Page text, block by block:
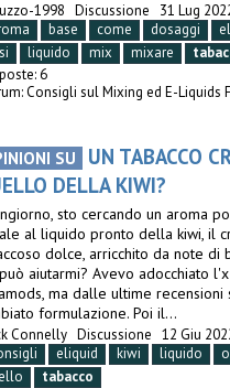
1998 Discussione
31 Lug
base come dosaggi
liquido mix mixare
6
Consigli sul Mixing ed E-Liquids
SU
UN TABACCO
DELLA KIWI?
sto cercando un aroma
al liquido pronto della kiwi, il
dolce, arricchito da note di
aiutarmi? Avevo adocchiato
ma dalle ultime recensioni
formulazione. Poi il...
Connelly Discussione 12 Giu
eliquid kiwi liquido
tabacco